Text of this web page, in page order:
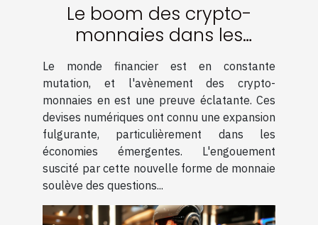
Le boom des crypto-
monnaies dans les
économies émergentes
quels enjeux
Le monde financier est en constante
mutation, et l'avènement des crypto-
monnaies en est une preuve éclatante. Ces
devises numériques ont connu une expansion
fulgurante, particulièrement dans les
économies émergentes. L'engouement
suscité par cette nouvelle forme de monnaie
soulève des questions...